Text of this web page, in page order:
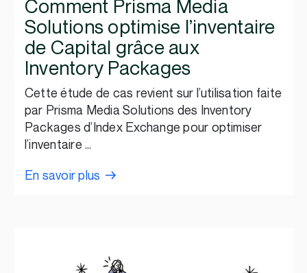
Comment Prisma Media
Solutions optimise l’inventaire
de Capital grâce aux
Inventory Packages
Cette étude de cas revient sur l’utilisation faite
par Prisma Media Solutions des Inventory
Packages d’Index Exchange pour optimiser
l’inventaire …
En savoir plus